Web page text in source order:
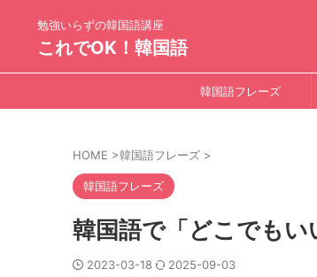
勉強いらずの韓国語講座
これでOK！韓国語
韓国語フレーズ
HOME >韓国語フレーズ >
韓国語フレーズ
韓国語で「どこでもい
2023-03-18 2025-09-03